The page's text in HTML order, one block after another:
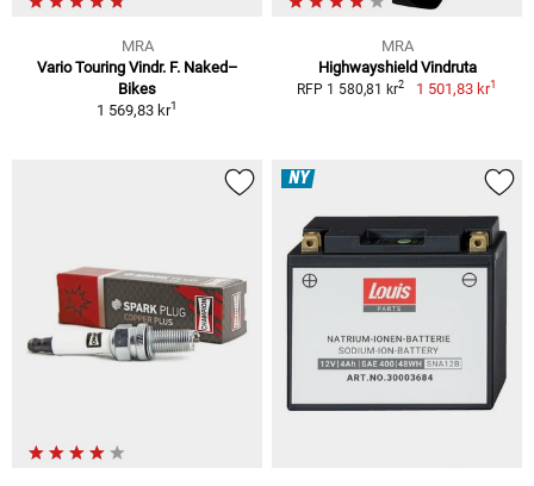
MRA
Vario Touring Vindr. F. Naked–
Bikes
1 569,83 kr1
MRA
Highwayshield Vindruta
RFP 1 580,81 kr2 1 501,83 kr1
NY